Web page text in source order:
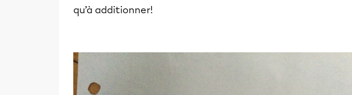
qu’à additionner!